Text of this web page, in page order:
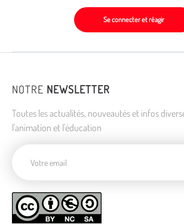
Se connecter et réagir
NOTRE NEWSLETTER
Toutes les actualités, nouveautés et infos
l'animation et l'éducation